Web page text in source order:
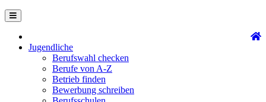
Main
navigation
Jugendliche
Berufswahl checken
Berufe von A-Z
Betrieb finden
Bewerbung schreiben